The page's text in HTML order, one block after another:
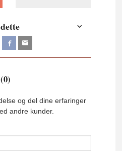
og del dine erfaringer
andre kunder.